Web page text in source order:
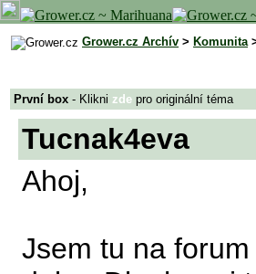
Grower.cz Archív > Komunita
První box - Klikni zde pro originální téma
Tucnak4eva
Ahoj,
Jsem tu na